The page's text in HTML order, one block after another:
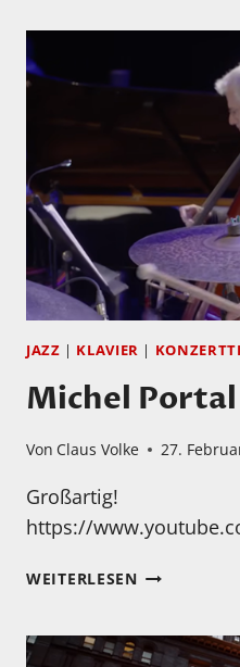
FRISELL!
JAZZ | KLAVIER |
Michel
Von Claus Volke 27.
Großartig!
https://
WEITERLESENMICHEL
CONCERT